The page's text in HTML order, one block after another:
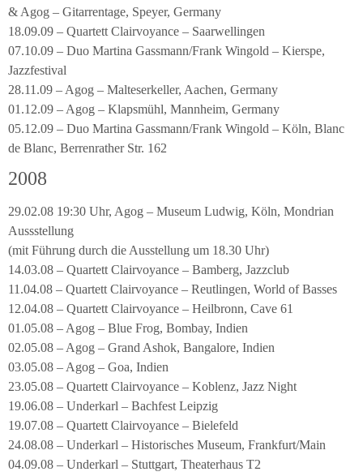
& Agog – Gitarrentage, Speyer, Germany
18.09.09 – Quartett Clairvoyance – Saarwellingen
07.10.09 – Duo Martina Gassmann/Frank Wingold – Kierspe,
Jazzfestival
28.11.09 – Agog – Malteserkeller, Aachen, Germany
01.12.09 – Agog – Klapsmühl, Mannheim, Germany
05.12.09 – Duo Martina Gassmann/Frank Wingold – Köln, Blanc
de Blanc, Berrenrather Str. 162
2008
29.02.08 19:30 Uhr, Agog – Museum Ludwig, Köln, Mondrian
Aussstellung
(mit Führung durch die Ausstellung um 18.30 Uhr)
14.03.08 – Quartett Clairvoyance – Bamberg, Jazzclub
11.04.08 – Quartett Clairvoyance – Reutlingen, World of Basses
12.04.08 – Quartett Clairvoyance – Heilbronn, Cave 61
01.05.08 – Agog – Blue Frog, Bombay, Indien
02.05.08 – Agog – Grand Ashok, Bangalore, Indien
03.05.08 – Agog – Goa, Indien
23.05.08 – Quartett Clairvoyance – Koblenz, Jazz Night
19.06.08 – Underkarl – Bachfest Leipzig
19.07.08 – Quartett Clairvoyance – Bielefeld
24.08.08 – Underkarl – Historisches Museum, Frankfurt/Main
04.09.08 – Underkarl – Stuttgart, Theaterhaus T2